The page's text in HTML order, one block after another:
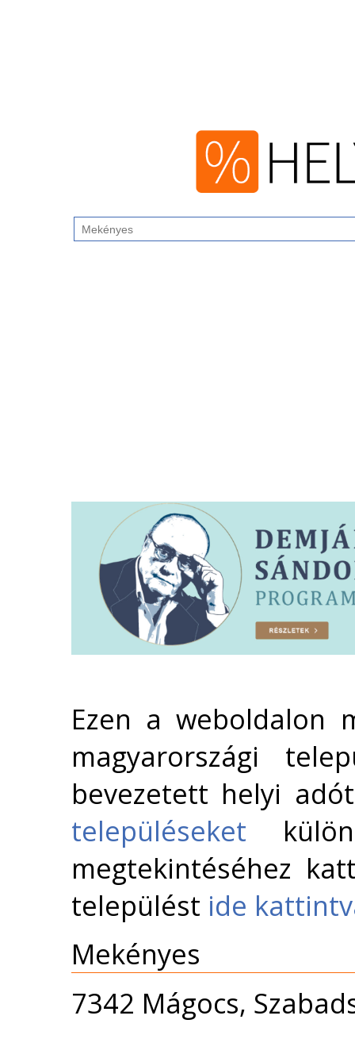
Ezen a weboldalon
magyarországi
bevezetett helyi
településeket
megtekintéséhez
települést ide
Mekényes
7342 Mágocs,